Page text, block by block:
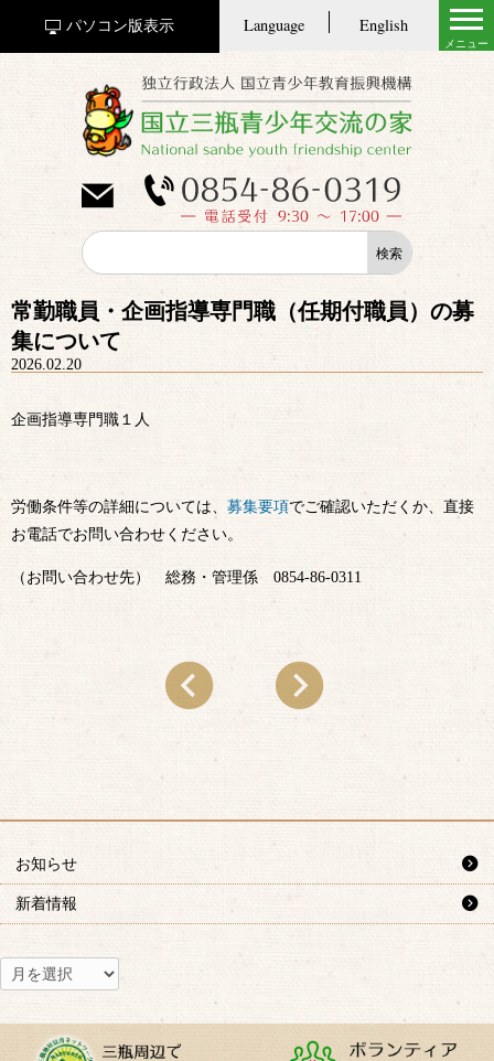
パソコン版表示 Language English
常勤職員・企画指導専門職（任期付職員）の募
集について
2026.02.20
企画指導専門職１人
労働条件等の詳細については、 募集要項でご確認いただくか、直接
お電話でお問い合わせください。
（お問い合わせ先） 総務・管理係 0854-86-0311
お知らせ
新着情報